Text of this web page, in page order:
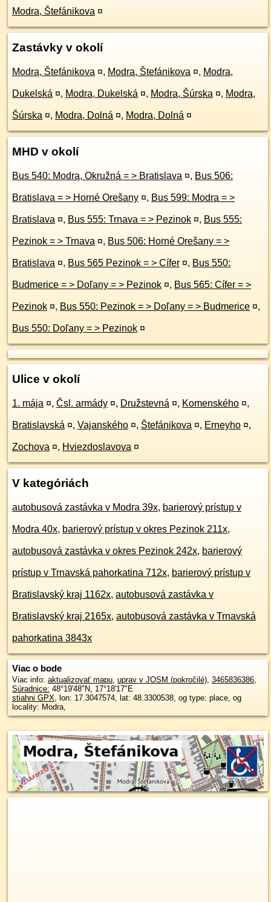
Modra, Štefánikova ¤
Zastávky v okolí
Modra, Štefánikova ¤, Modra, Štefánikova ¤, Modra,
Dukelská ¤, Modra, Dukelská ¤, Modra, Šúrska ¤, Modra,
Šúrska ¤, Modra, Dolná ¤, Modra, Dolná ¤
MHD v okolí
Bus 540: Modra, Okružná = > Bratislava ¤, Bus 506:
Bratislava = > Horné Orešany ¤, Bus 599: Modra = >
Bratislava ¤, Bus 555: Trnava = > Pezinok ¤, Bus 555:
Pezinok = > Trnava ¤, Bus 506: Horné Orešany = >
Bratislava ¤, Bus 565 Pezinok = > Cífer ¤, Bus 550:
Budmerice = > Doľany = > Pezinok ¤, Bus 565: Cífer = >
Pezinok ¤, Bus 550: Pezinok = > Doľany = > Budmerice ¤,
Bus 550: Doľany = > Pezinok ¤
Ulice v okolí
1. mája ¤, Čsl. armády ¤, Družstevná ¤, Komenského ¤,
Bratislavská ¤, Vajanského ¤, Štefánikova ¤, Erneyho ¤,
Zochova ¤, Hviezdoslavova ¤
V kategóriách
autobusová zastávka v Modra 39x, barierový prístup v
Modra 40x, barierový prístup v okres Pezinok 211x,
autobusová zastávka v okres Pezinok 242x, barierový
prístup v Trnavská pahorkatina 712x, barierový prístup v
Bratislavský kraj 1162x, autobusová zastávka v
Bratislavský kraj 2165x, autobusová zastávka v Trnavská
pahorkatina 3843x
Viac o bode
Viac info: aktualizovať mapu, uprav v JOSM (pokročilé), 3465836386,
Súradnice: 48°19'48"N, 17°18'17"E
stiahni GPX, lon: 17.3047574, lat: 48.3300538, og type: place, og
locality: Modra,